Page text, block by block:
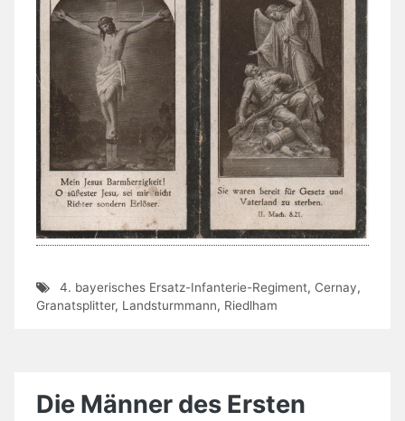
4. bayerisches Ersatz-Infanterie-Regiment, Cernay,
Granatsplitter, Landsturmmann, Riedlham
Die Männer des Ersten